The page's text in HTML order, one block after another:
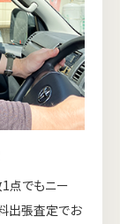
点でもニー
出張査定でお